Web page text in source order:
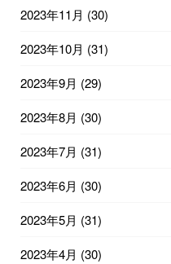
2023年11月 (30)
2023年10月 (31)
2023年9月 (29)
2023年8月 (30)
2023年7月 (31)
2023年6月 (30)
2023年5月 (31)
2023年4月 (30)